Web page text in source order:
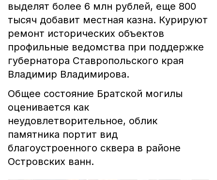
выделят более 6 млн рублей, еще 800
тысяч добавит местная казна. Курируют
ремонт исторических объектов
профильные ведомства при поддержке
губернатора Ставропольского края
Владимир Владимирова.
Общее состояние Братской могилы
оценивается как
неудовлетворительное, облик
памятника портит вид
благоустроенного сквера в районе
Островских ванн.